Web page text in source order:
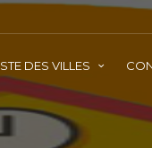
DES VILLES